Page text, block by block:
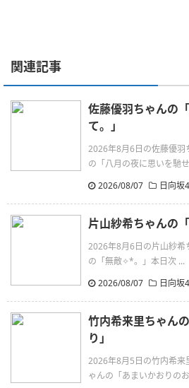
関連記事
佐藤優羽ちゃんの
て。」
2026年8月6日の佐藤優羽
の「八月の夜に思いを馳
2026/08/07
日向坂
片山紗希ちゃんの
2026年8月6日の片山紗希
の「無敵✧︎*。」本日次 ...
2026/08/07
日向坂
竹内希来里ちゃん
り」
2026年8月5日の竹内希来
ゃんの「あまいかおりの